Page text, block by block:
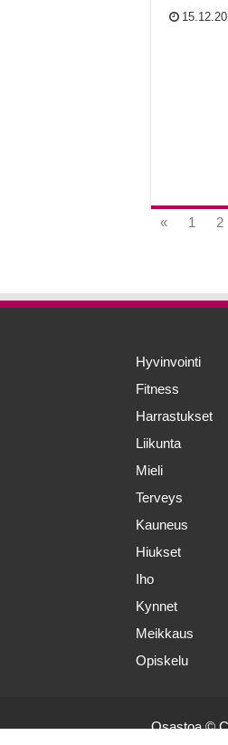
« 1 2
Hyvinvointi
Fitness
Harrastukset
Liikunta
Mieli
Terveys
Kauneus
Hiukset
Iho
Kynnet
Meikkaus
Opiskelu
Osastoa©